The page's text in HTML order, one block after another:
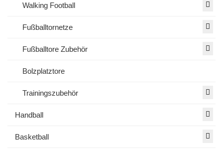
Walking Football
Fußballtornetze
Fußballtore Zubehör
Bolzplatztore
Trainingszubehör
Handball
Basketball